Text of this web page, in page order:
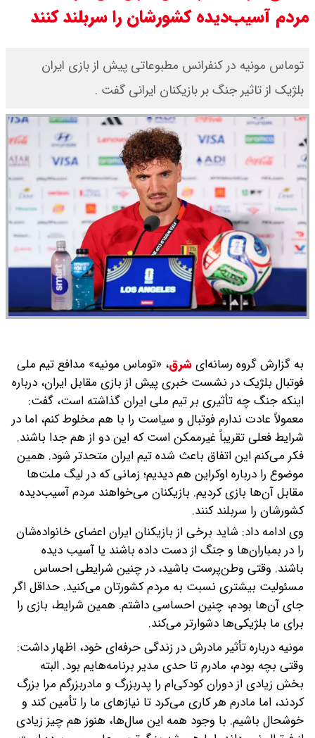
قیمت طلا ۱۸ عیار امروز جمعه ۱۶ مرداد
۱۴۰۵ اعلام شد/ طلا بر مدار صعود
/ نفت صعودی شد + جدول
مردم آسیب‌دیده کشورشان را سربلند کنند
توماس مونیه در کنفرانس مطبوعاتی پیش از بازی ایران
بلژیک از تاثیر جنگ بر بازیکنان ایرانی گفت .
به گزارش گروه رسانه‌ایشرق، «توماس مونیه» مدافع تیم ملی
فوتبال بلژیک در نشست خبری پیش از بازی مقابل ایران، درباره
اینکه جنگ چه تأثیری بر تیم ملی ایران گذاشته است، گفت:
معمولاً عادت ندارم فوتبال و سیاست را با هم مخلوط کنم، اما در
شرایط فعلی تقریباً غیرممکن است که این دو از هم جدا باشند.
فکر می‌کنم این اتفاق باعث شده تیم ایران متحدتر شود. همین
موضوع را درباره اوکراین هم دیدیم؛ زمانی که در لیگ ملت‌ها
مقابل آن‌ها بازی کردیم. بازیکنان می‌خواهند مردم آسیب‌دیده
کشورشان را سربلند کنند.
وی ادامه داد: شاید برخی از بازیکنان ایران اعضای خانواده‌شان
را در بمباران‌ها و جنگ از دست داده باشند یا آسیب دیده
باشند. وقتی وطن‌پرست باشید، در چنین شرایطی احساس
مسئولیت بیشتری نسبت به مردم کشورتان می‌کنید. حداقل اگر
جای آن‌ها بودم، چنین احساسی داشتم. همین شرایط، بازی را
برای ما بلژیکی‌ها دشوارتر می‌کند.
مونیه درباره تأثیر مادرش در زندگی حرفه‌ای خود، اظهار داشت:
وقتی بچه بودم، مادرم تا حدی مدیر برنامه‌هایم بود. البته
بخش زیادی از دوران کودکی‌ام را پدربزرگ و مادربزرگم مرا بزرگ
کردند، اما مادرم هر کاری می‌کرد تا نیازهای ما را تأمین کند و
خوشحال باشیم. با وجود همه این سال‌ها، هنوز هم چیز زیادی